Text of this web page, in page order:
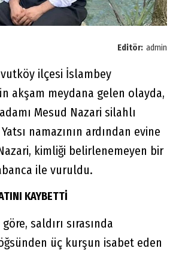
Editör: admin
ilçesi İslambey
akşam meydana gelen olayda,
Mesud Nazari silahlı
namazının ardından evine
kimliği belirlenemeyen bir
ile vuruldu.
KAYBETTİ
saldırı sırasında
üç kurşun isabet eden